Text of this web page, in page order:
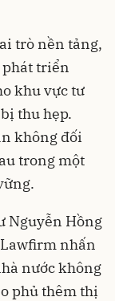
trò nền tảng,
phát triển
khu vực tư
thu hẹp.
không đối
trong một
Nguyễn Hồng
nhấn
nước không
phủ thêm thị